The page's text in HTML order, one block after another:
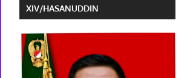
XIV/HASANUDDIN